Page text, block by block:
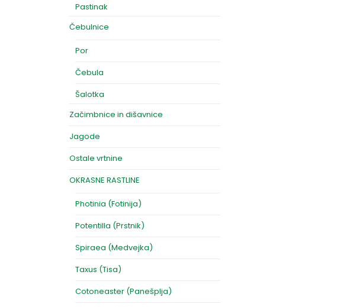
Pastinak
Čebulnice
Por
Čebula
Šalotka
Začimbnice in dišavnice
Jagode
Ostale vrtnine
OKRASNE RASTLINE
Photinia (Fotinija)
Potentilla (Prstnik)
Spiraea (Medvejka)
Taxus (Tisa)
Cotoneaster (Panešplja)